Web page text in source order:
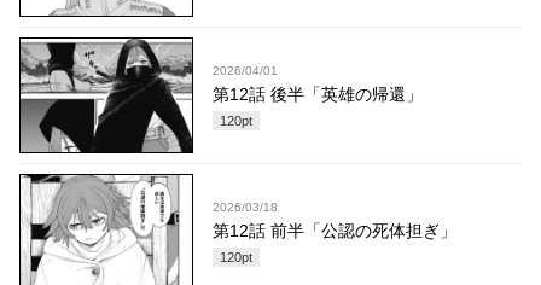
2026/04/01
第12話 後半「英雄の帰還」
120pt
2026/03/18
第12話 前半「公認の死体担ぎ」
120pt